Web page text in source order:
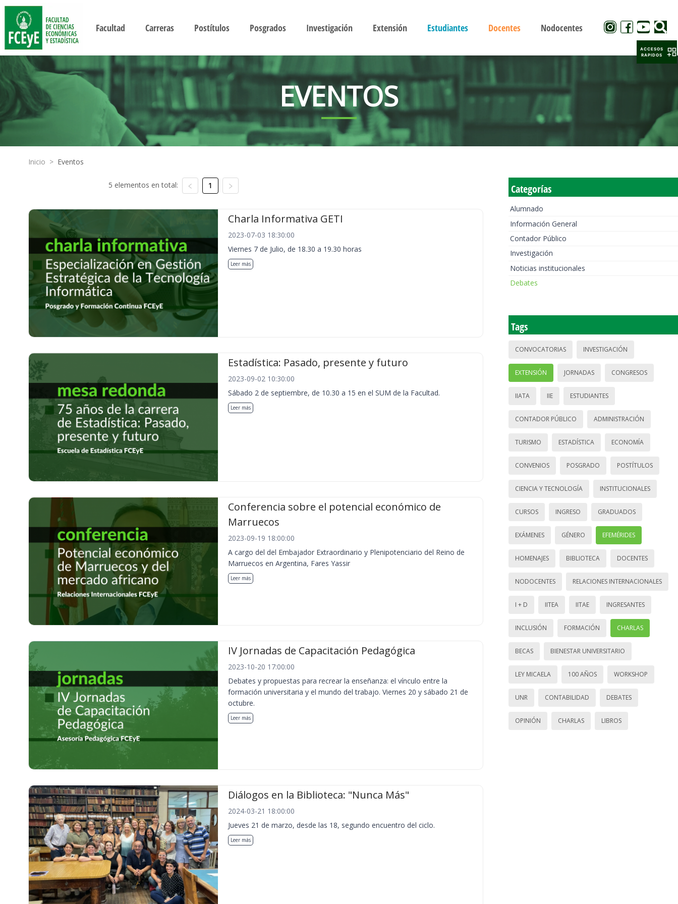
Facultad Carreras Postítulos Posgrados Investigación Extensión Estudiantes Docentes Nodocentes
EVENTOS
Inicio > Eventos
5 elementos en total: 1
Charla Informativa GETI
2023-07-03 18:30:00
Viernes 7 de Julio, de 18.30 a 19.30 horas
Leer más
Estadística: Pasado, presente y futuro
2023-09-02 10:30:00
Sábado 2 de septiembre, de 10.30 a 15 en el SUM de la Facultad.
Leer más
Conferencia sobre el potencial económico de
Marruecos
2023-09-19 18:00:00
A cargo del del Embajador Extraordinario y Plenipotenciario del Reino de
Marruecos en Argentina, Fares Yassir
Leer más
IV Jornadas de Capacitación Pedagógica
2023-10-20 17:00:00
Debates y propuestas para recrear la enseñanza: el vínculo entre la
formación universitaria y el mundo del trabajo. Viernes 20 y sábado 21 de
octubre.
Leer más
Diálogos en la Biblioteca: "Nunca Más"
2024-03-21 18:00:00
Jueves 21 de marzo, desde las 18, segundo encuentro del ciclo.
Leer más
Categorías
Alumnado
Información General
Contador Público
Investigación
Noticias institucionales
Debates
Tags
CONVOCATORIAS INVESTIGACIÓN
EXTENSIÓN JORNADAS CONGRESOS
IIATA IIE ESTUDIANTES
CONTADOR PÚBLICO ADMINISTRACIÓN
TURISMO ESTADÍSTICA ECONOMÍA
CONVENIOS POSGRADO POSTÍTULOS
CIENCIA Y TECNOLOGÍA INSTITUCIONALES
CURSOS INGRESO GRADUADOS
EXÁMENES GÉNERO EFEMÉRIDES
HOMENAJES BIBLIOTECA DOCENTES
NODOCENTES RELACIONES INTERNACIONALES
I + D IITEA IITAE INGRESANTES
INCLUSIÓN FORMACIÓN CHARLAS
BECAS BIENESTAR UNIVERSITARIO
LEY MICAELA 100 AÑOS WORKSHOP
UNR CONTABILIDAD DEBATES
OPINIÓN CHARLAS LIBROS
ACCESOS
RAPIDOS